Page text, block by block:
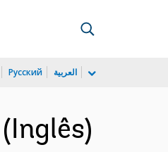
Русский العربية